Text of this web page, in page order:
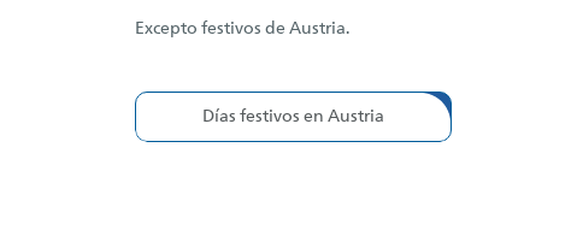
Excepto festivos de Austria.
Días festivos en Austria